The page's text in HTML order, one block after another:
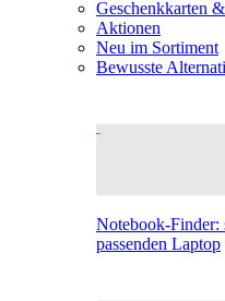
Geschenkkarten
Aktionen
Neu im Sortiment
Bewusste
Notebook-Finder:
passenden Laptop